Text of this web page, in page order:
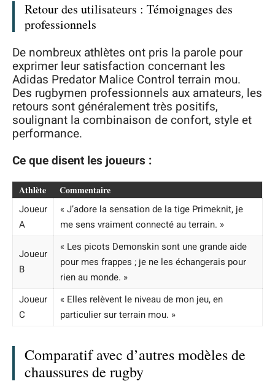
Retour des utilisateurs : Témoignages des
professionnels
De nombreux athlètes ont pris la parole pour
exprimer leur satisfaction concernant les
Adidas Predator Malice Control terrain mou.
Des rugbymen professionnels aux amateurs, les
retours sont généralement très positifs,
soulignant la combinaison de confort, style et
performance.
Ce que disent les joueurs :
Athlète Commentaire
Joueur
A
« J’adore la sensation de la tige Primeknit, je
me sens vraiment connecté au terrain. »
Joueur
B
« Les picots Demonskin sont une grande aide
pour mes frappes ; je ne les échangerais pour
rien au monde. »
Joueur
C
« Elles relèvent le niveau de mon jeu, en
particulier sur terrain mou. »
Comparatif avec d’autres modèles de
chaussures de rugby